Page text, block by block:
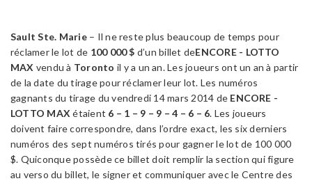
Sault Ste. Marie– Il ne reste plus beaucoup de temps pour
réclamer le lot de 100 000 $ d’un billet deENCORE - LOTTO
MAX vendu à Toronto il y a un an. Les joueurs ont un an à partir
de la date du tirage pour réclamer leur lot. Les numéros
gagnants du tirage du vendredi 14 mars 2014 de ENCORE -
LOTTO MAX étaient 6 – 1 – 9 – 9 – 4 – 6 – 6. Les joueurs
doivent faire correspondre, dans l’ordre exact, les six derniers
numéros des sept numéros tirés pour gagner le lot de 100 000
$. Quiconque possède ce billet doit remplir la section qui figure
au verso du billet, le signer et communiquer avec le Centre des